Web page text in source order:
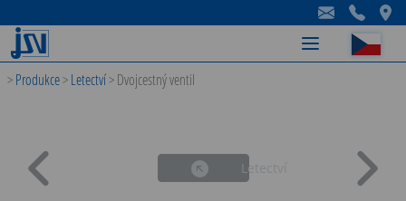
-
-
-
>Produkce>Letectví>Dvojcestný ventil
Letectví